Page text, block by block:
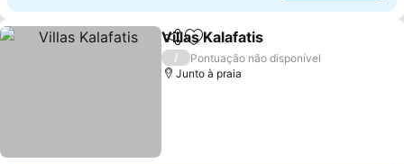
PartilharAdicionar aos favoritos
Villas Kalafatis
/
Pontuação não disponível
Junto à praia